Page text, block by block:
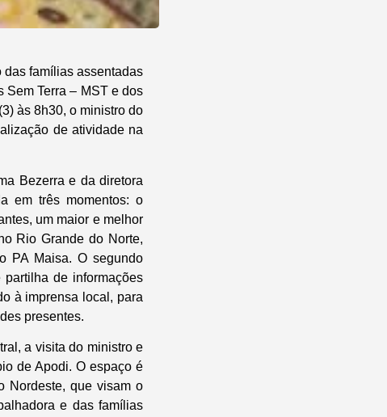
famílias assentadas
Sem Terra – MST e dos
às 8h30, o ministro do
de atividade na
Bezerra e da diretora
em três momentos: o
um maior e melhor
Rio Grande do Norte,
PA Maisa. O segundo
de informações
à imprensa local, para
presentes.
a visita do ministro e
de Apodi. O espaço é
Nordeste, que visam o
e das famílias